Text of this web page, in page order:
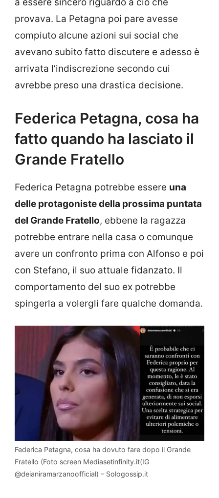
a essere sincero riguardo a ciò che
provava. La Petagna poi pare avesse
compiuto alcune azioni sui social che
avevano subito fatto discutere e adesso è
arrivata l’indiscrezione secondo cui
avrebbe preso una drastica decisione.
Federica Petagna, cosa ha
fatto quando ha lasciato il
Grande Fratello
Federica Petagna potrebbe essere una
delle protagoniste della prossima puntata
del Grande Fratello, ebbene la ragazza
potrebbe entrare nella casa o comunque
avere un confronto prima con Alfonso e poi
con Stefano, il suo attuale fidanzato. Il
comportamento del suo ex potrebbe
spingerla a volergli fare qualche domanda.
Federica Petagna, cosa ha dovuto fare dopo il Grande
Fratello (Foto screen Mediasetinfinity.it(IG
@deianiramarzanoofficial) – Sologossip.it